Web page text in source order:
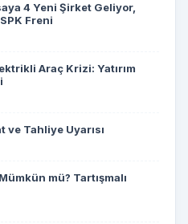
4 Yeni Şirket Geliyor,
Freni
Araç Krizi: Yatırım
Tahliye Uyarısı
mü? Tartışmalı